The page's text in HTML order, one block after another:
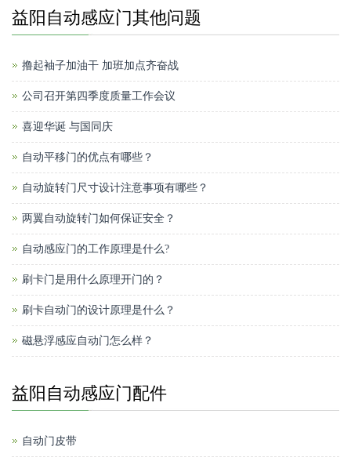
益阳自动感应门其他问题
撸起袖子加油干 加班加点齐奋战
公司召开第四季度质量工作会议
喜迎华诞 与国同庆
自动平移门的优点有哪些？
自动旋转门尺寸设计注意事项有哪些？
两翼自动旋转门如何保证安全？
自动感应门的工作原理是什么?
刷卡门是用什么原理开门的？
刷卡自动门的设计原理是什么？
磁悬浮感应自动门怎么样？
益阳自动感应门配件
自动门皮带